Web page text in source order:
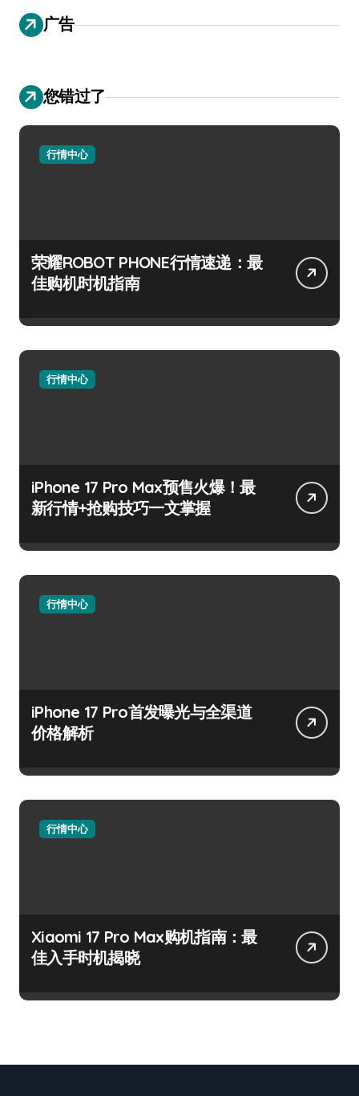
广告
您错过了
行情中心
荣耀ROBOT PHONE行情速递：最
佳购机时机指南
行情中心
iPhone 17 Pro Max预售火爆！最
新行情+抢购技巧一文掌握
行情中心
iPhone 17 Pro首发曝光与全渠道
价格解析
行情中心
Xiaomi 17 Pro Max购机指南：最
佳入手时机揭晓